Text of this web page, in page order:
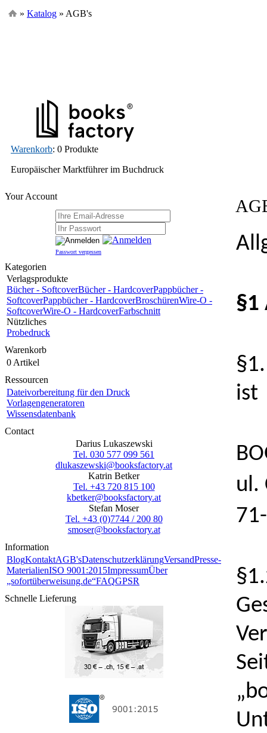
» Katalog » AGB's
Warenkorb: 0 Produkte
Europäischer Marktführer im Buchdruck
Your Account
Passwort vergessen
Kategorien
Verlagsprodukte
Bücher - SoftcoverBücher - HardcoverPappbücher -
SoftcoverPappbücher - HardcoverBroschürenWire-O -
SoftcoverWire-O - HardcoverFarbschnitt
Nützliches
Probedruck
Warenkorb
0 Artikel
Ressourcen
Dateivorbereitung für den Druck
Vorlagengeneratoren
Wissensdatenbank
Contact
Darius Lukaszewski
Tel. 030 577 099 561
dlukaszewski@booksfactory.at
Katrin Betker
Tel. +43 720 815 100
kbetker@booksfactory.at
Stefan Moser
Tel. +43 (0)7744 / 200 80
smoser@booksfactory.at
Information
BlogKontaktAGB'sDatenschutzerklärungVersandPresse-
MaterialienISO 9001:2015ImpressumÜber
„sofortüberweisung.de“FAQGPSR
Schnelle Lieferung
§1
ist
ul.